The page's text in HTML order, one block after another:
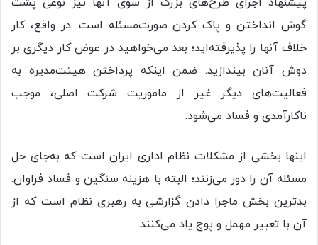
گوش انداختن و پاک کردن صورت‌مسئله است. در واقع، کار
خلاف آنها را پذیرفته‌اید؛ بعد می‌خواهید در عوض کار دیگری بر
دوش آنان بیندازید. ضمن اینکه پرداختن هیئت‌مدیره به
فعالیت‌های دیگر غیر از ماموریت شرکت اصلی، موجب
ناکارآمدی و فساد می‌شود.
اینها بخشی از مشکلات نظام اداری ایران است که به‌جای حل
مسئله آن را دور می‌زنند؛ البته با هزینه سنگین و فساد فراوان.
بدترین بخش ماجرا دادن گزارشی به رهبری نظام است که از
آن با تعبیر مهمل و پوچ یاد می‌کنند.